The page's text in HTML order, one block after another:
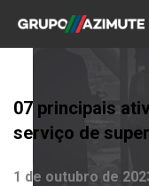
07 principais
serviço de
1 de outubro de